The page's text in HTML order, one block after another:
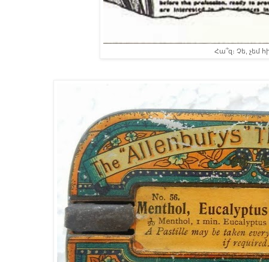
Հա՞զ։ Չե, չեմ